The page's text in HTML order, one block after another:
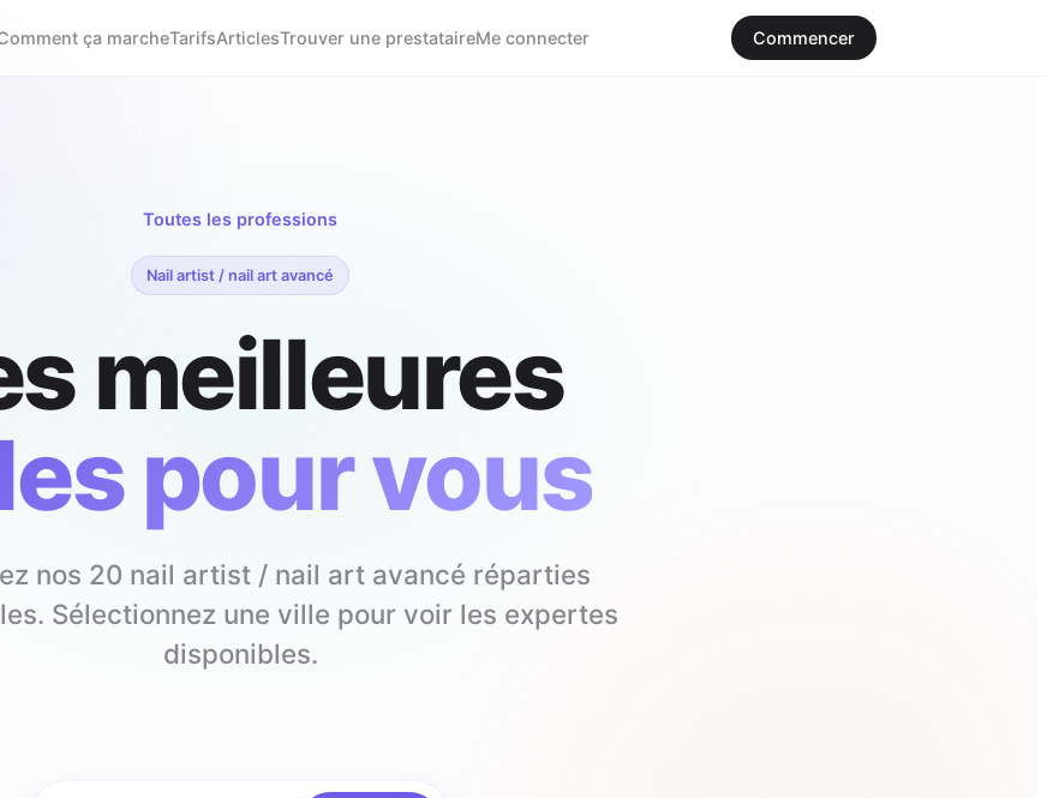
ça marcheTarifsArticlesTrouver une prestataireMe connecter Commencer
Toutes les professions
Nail artist / nail art avancé
meilleures
pour vous
nos 20 nail artist / nail art avancé réparties
Sélectionnez une ville pour voir les expertes
disponibles.